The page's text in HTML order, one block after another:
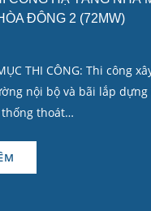
ĐÔNG 2 (72MW)
THI CÔNG: Thi công
nội bộ và bãi lắp
thoát…